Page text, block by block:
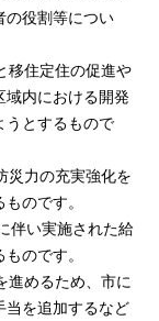
の役割等につい
移住定住の促進や
域内における開発
うとするもので
災力の充実強化を
のです。
伴い実施された給
のです。
進めるため、市に
当を追加するなど